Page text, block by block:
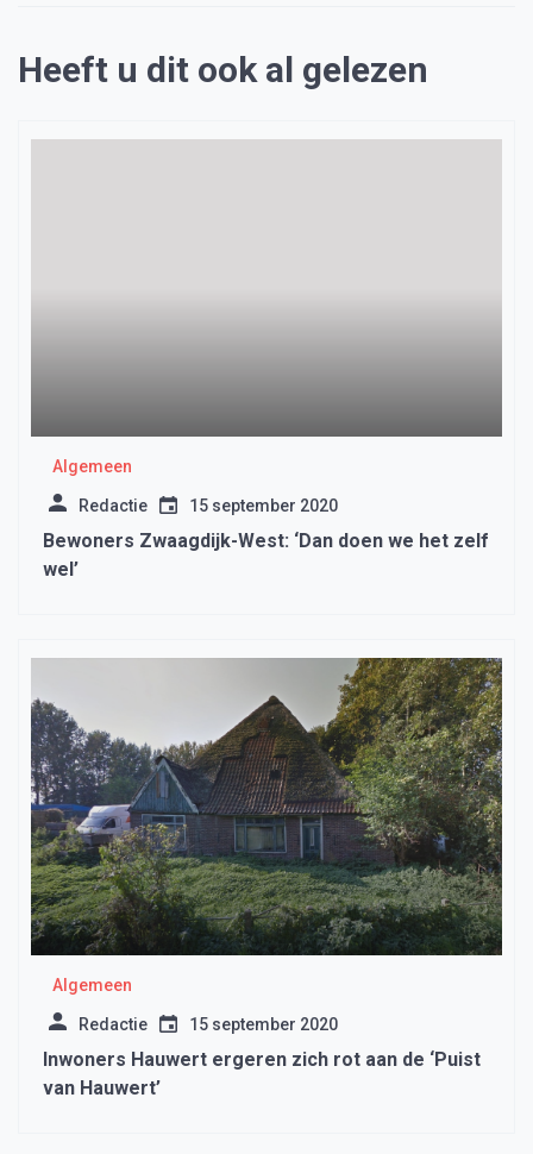
Heeft u dit ook al gelezen
Algemeen
Redactie 15 september 2020
Bewoners Zwaagdijk-West: ‘Dan doen we het zelf
wel’
Algemeen
Redactie 15 september 2020
Inwoners Hauwert ergeren zich rot aan de ‘Puist
van Hauwert’